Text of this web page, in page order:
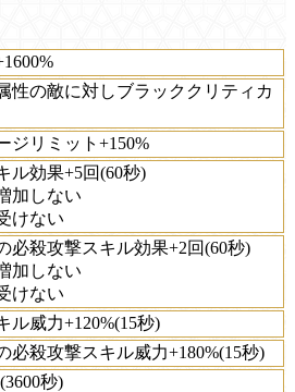
性の敵に対しブラッククリティカ
ジリミット+150%
ル効果+5回(60秒)
加しない
けない
必殺攻撃スキル効果+2回(60秒)
加しない
けない
ル威力+120%(15秒)
必殺攻撃スキル威力+180%(15秒)
秒)